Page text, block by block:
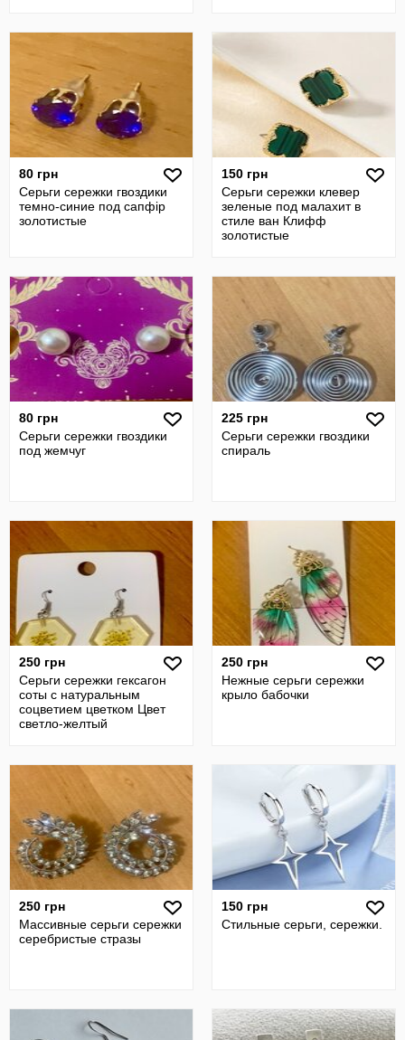
80 грн
Серьги сережки гвоздики
темно-синие под сапфір
золотистые
150 грн
Серьги сережки клевер
зеленые под малахит в
стиле ван Клифф
золотистые
80 грн
Серьги сережки гвоздики
под жемчуг
225 грн
Серьги сережки гвоздики
спираль
250 грн
Серьги сережки гексагон
соты с натуральным
соцветием цветком Цвет
светло-желтый
250 грн
Нежные серьги сережки
крыло бабочки
250 грн
Массивные серьги сережки
серебристые стразы
150 грн
Стильные серьги, сережки.